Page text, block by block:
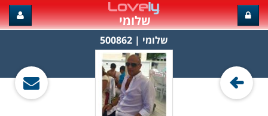
שלומי
שלומי‏ | 500862